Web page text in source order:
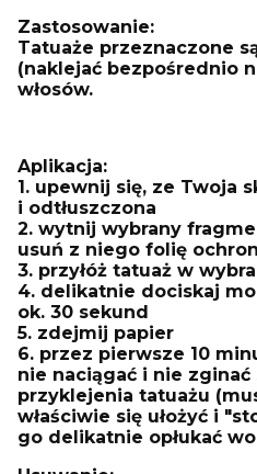
Zastosowanie:
Tatuaże przeznaczone
(naklejać bezpośrednio
włosów.
Aplikacja:
1. upewnij się, ze Twoja
i odtłuszczona
2. wytnij wybrany
usuń z niego folię
3. przyłóż tatuaż w
4. delikatnie dociskaj
ok. 30 sekund
5. zdejmij papier
6. przez pierwsze 10
nie naciągać i nie
przyklejenia tatuażu
właściwie się ułożyć i
go delikatnie opłukać